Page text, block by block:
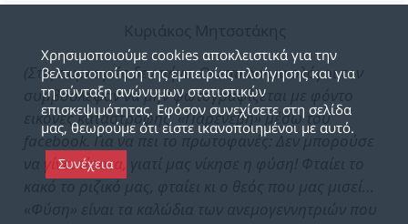
(Στις πυρκαγιές δεν πήγε. Οι επικοινωνιολόγοι τον
συμβούλεψαν να μην φωτογραφίζεται με φόντο
εικόνες καταστροφής. «Παρενέβη» μέσω του
facebook. Για να πει το πρωτοφανές: Δεν μπορούσε
να γίνει τίποτα, γιατί μας νίκησε η φύση! Φταίει το
Χρησιμοποιούμε cookies αποκλειστικά για την
βελτιστοποίηση της εμπειρίας πλοήγησης και για
τη σύνταξη ανώνυμων στατιστικών
επισκεψιμότητας. Εφόσον συνεχίσετε στη σελίδα
μας, θεωρούμε ότι είστε ικανοποιημένοι με αυτό.
Συνέχεια